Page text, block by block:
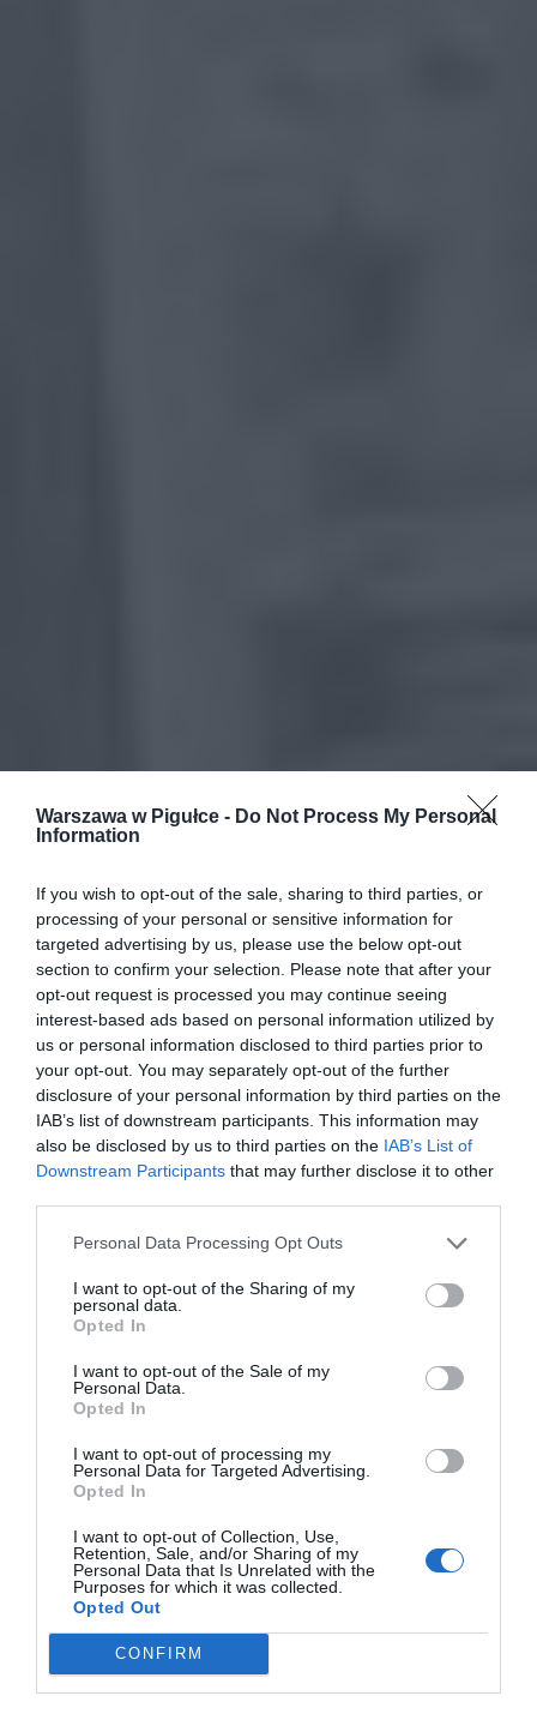
Warszawa w Pigułce - Do Not Process My Personal
Information
If you wish to opt-out of the sale, sharing to third parties, or
processing of your personal or sensitive information for
targeted advertising by us, please use the below opt-out
section to confirm your selection. Please note that after your
opt-out request is processed you may continue seeing
interest-based ads based on personal information utilized by
us or personal information disclosed to third parties prior to
your opt-out. You may separately opt-out of the further
disclosure of your personal information by third parties on the
IAB’s list of downstream participants. This information may
also be disclosed by us to third parties on the IAB’s List of
Downstream Participants that may further disclose it to other
Personal Data Processing Opt Outs
I want to opt-out of the Sharing of my
personal data.
Opted In
I want to opt-out of the Sale of my
Personal Data.
Opted In
I want to opt-out of processing my
Personal Data for Targeted Advertising.
Opted In
I want to opt-out of Collection, Use,
Retention, Sale, and/or Sharing of my
Personal Data that Is Unrelated with the
Purposes for which it was collected.
Opted Out
CONFIRM